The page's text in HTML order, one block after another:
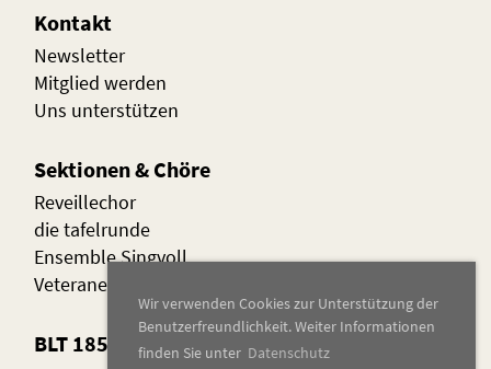
Wir verwenden Cookies zur Unterstützung der
Benutzerfreundlichkeit. Weiter Informationen
finden Sie unter Datenschutz
Kontakt
Newsletter
Mitglied werden
Uns unterstützen
Sektionen & Chöre
Reveillechor
die tafelrunde
Ensemble Singvoll
Veteranenbund
BLT 1852